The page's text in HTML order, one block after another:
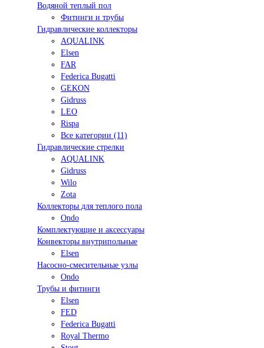
Водяной теплый пол
Фитинги и трубы
Гидравлические коллекторы
AQUALINK
Elsen
FAR
Federica Bugatti
GEKON
Gidruss
LEO
Rispa
Все категории (11)
Гидравлические стрелки
AQUALINK
Gidruss
Wilo
Zota
Коллекторы для теплого пола
Ondo
Комплектующие и аксессуары
Конвекторы внутрипольные
Elsen
Насосно-смесительные узлы
Ondo
Трубы и фитинги
Elsen
FED
Federica Bugatti
Royal Thermo